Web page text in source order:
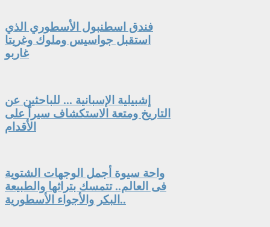
فندق اسطنبول الأسطوري الذي
استقبل جواسيس وملوك وغريتا
غاربو
إشبيلية الإسبانية ... للباحثين عن
التاريخ ومتعة الاستكشاف سيراً على
الأقدام
واحة سيوة أجمل الوجهات الشتوية
فى العالم.. تتمسك بتراثها والطبيعة
البكر والأجواء الأسطورية..